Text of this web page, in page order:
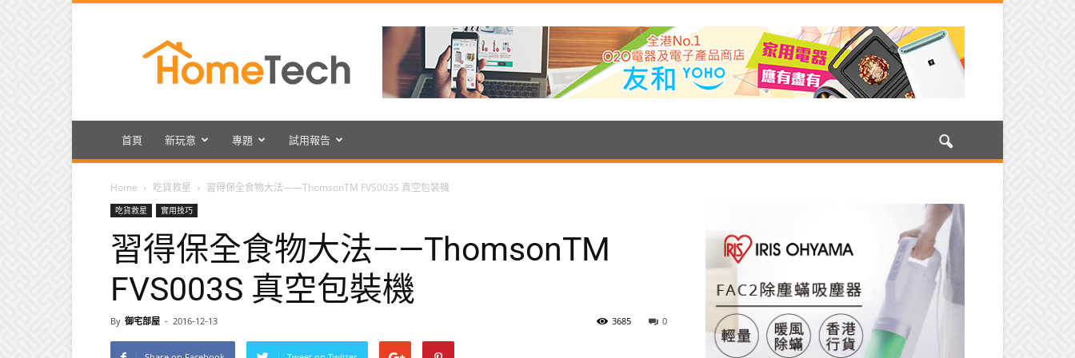
首頁 新玩意 專題 試用報告
Home 吃貨救星 習得保全食物大法——ThomsonTM FVS003S 真空包裝機
吃貨救星 實用技巧
習得保全食物大法——ThomsonTM
FVS003S 真空包裝機
By 御宅部屋 - 2016-12-13 0
3685